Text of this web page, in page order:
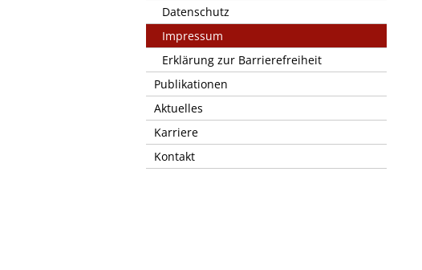
Datenschutz
Impressum
Erklärung zur Barrierefreiheit
Publikationen
Aktuelles
Karriere
Kontakt